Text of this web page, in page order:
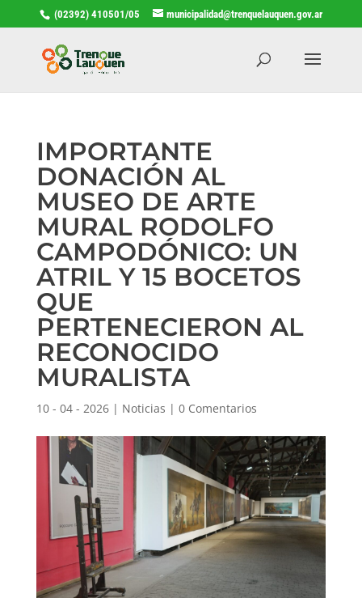
(02392) 410501/05 municipalidad@trenquelauquen.gov.ar
IMPORTANTE
DONACIÓN AL
MUSEO DE ARTE
MURAL RODOLFO
CAMPODÓNICO: UN
ATRIL Y 15 BOCETOS
QUE
PERTENECIERON AL
RECONOCIDO
MURALISTA
10 - 04 - 2026| Noticias | 0 Comentarios